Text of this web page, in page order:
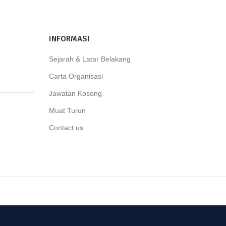
INFORMASI
Sejarah & Latar Belakang
Carta Organisasi
Jawatan Kosong
Muat Turun
Contact us